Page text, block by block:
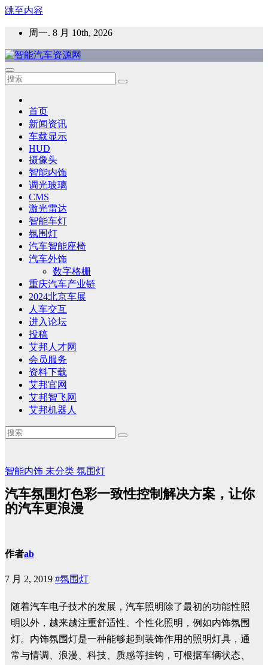
跳至内容
周一. 8 月 10th, 2026
智能汽车资源网
智能表面，智能内饰，新能源汽车，HMI，人车交互，智能车
首页
新闻资讯
车载显示
HUD
摄像头
智能内饰
调光玻璃
CMS
激光雷达
智能车灯
氛围灯
汽车智能座椅
汽车外饰
数字格栅
重庆汽车产业链
2024北京车展
人车交互
进入论坛
投稿
艾邦人才网
会员服务
资料下载
艾邦官网
艾邦智飞网
艾邦机器人
智能内饰 未分类 氛围灯
汽车氛围灯色彩一致性控制解决方案，让你
的汽车更浪漫
作者ab
7 月 2, 2019 #氛围灯
随着汽车电子技术的发展，汽车照明除了最初的功能性照
明以外，越来越注重舒适性、个性化照明，例如内饰氛围
灯。内饰氛围灯是一种能够起到装饰作用的照明灯具，通
常与情调、浪漫、科技、质感等挂钩，可根据车辆状态、